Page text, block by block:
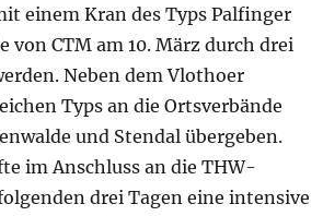
einem Kran des Typs Palfinger
CTM am 10. März durch drei
Neben dem Vlothoer
Typs an die Ortsverbände
und Stendal übergeben.
im Anschluss an die THW-
drei Tagen eine intensive